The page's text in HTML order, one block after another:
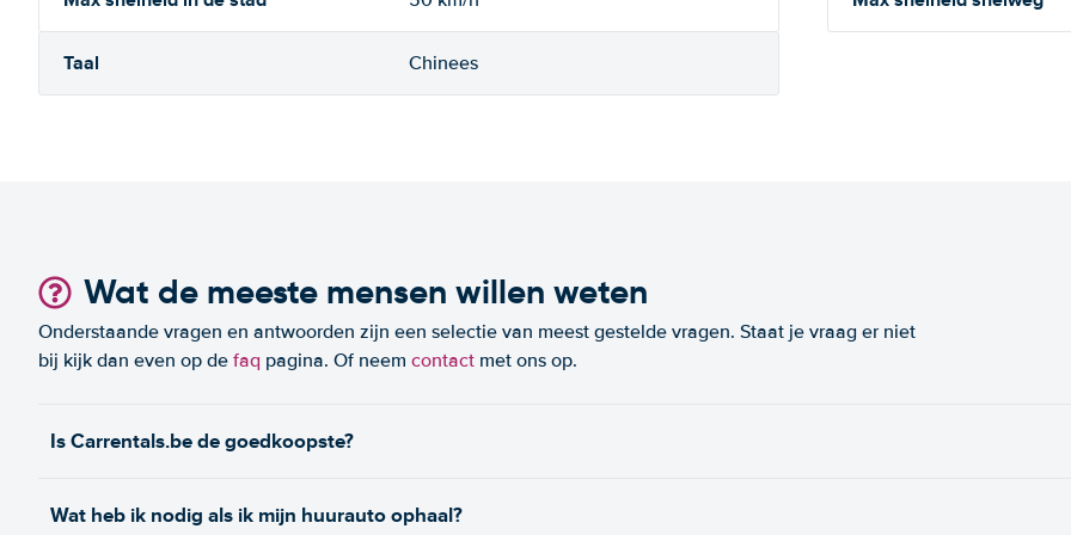
Taal Chinees
Wat de meeste mensen willen weten
Onderstaande vragen en antwoorden zijn een selectie van meest gestelde vragen. Staat je vraag er niet
bij kijk dan even op de faq pagina. Of neem contact met ons op.
Is Carrentals.be de goedkoopste?
Wat heb ik nodig als ik mijn huurauto ophaal?